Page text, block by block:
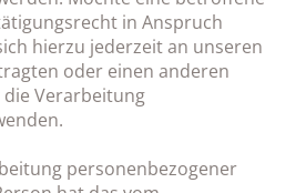
in Anspruch
hierzu jederzeit an unseren
oder einen anderen
Verarbeitung
personenbezogener